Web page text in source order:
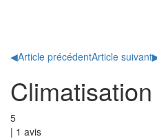
◀Article précédentArticle suivant
Climatisation
5
| 1 avis